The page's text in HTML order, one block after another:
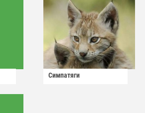
Симпатяги